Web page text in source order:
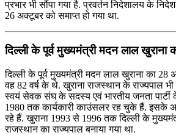
प्रभार भी सौंपा गया है. प्रवर्तन निदेशालय के
26 अक्टूबर को समाप्‍त हो गया था.
दिल्ली के पूर्व मुख्यमंत्री मदन लाल खुराना
दिल्ली के पूर्व मुख्यमंत्री मदन लाल खुराना का 28
वह 82 वर्ष के थे. खुराना राजस्थान के राज्यपाल
स्वयं सेवक संघ के सदस्य एवं भारतीय जनता
1980 तक कार्यकारी काउंसलर रह चुके हैं. इसके
रहे हैं. खुराना 1993 से 1996 तक दिल्ली के
राजस्थान का राज्यपाल बनाया गया था.